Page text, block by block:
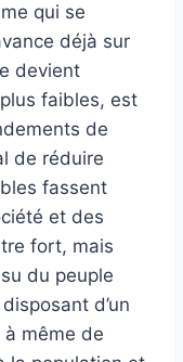
qui se
déjà sur
devient
faibles, est
de
de réduire
fassent
et des
fort, mais
du peuple
d’un
à même de